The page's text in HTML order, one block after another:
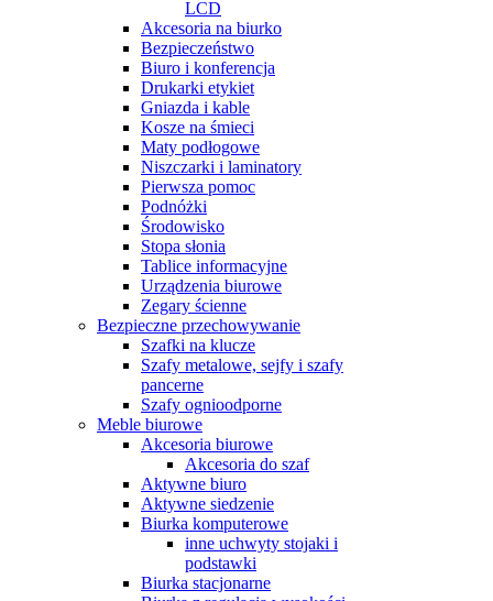
LCD
Akcesoria na biurko
Bezpieczeństwo
Biuro i konferencja
Drukarki etykiet
Gniazda i kable
Kosze na śmieci
Maty podłogowe
Niszczarki i laminatory
Pierwsza pomoc
Podnóżki
Środowisko
Stopa słonia
Tablice informacyjne
Urządzenia biurowe
Zegary ścienne
Bezpieczne przechowywanie
Szafki na klucze
Szafy metalowe, sejfy i szafy
pancerne
Szafy ognioodporne
Meble biurowe
Akcesoria biurowe
Akcesoria do szaf
Aktywne biuro
Aktywne siedzenie
Biurka komputerowe
inne uchwyty stojaki i
podstawki
Biurka stacjonarne